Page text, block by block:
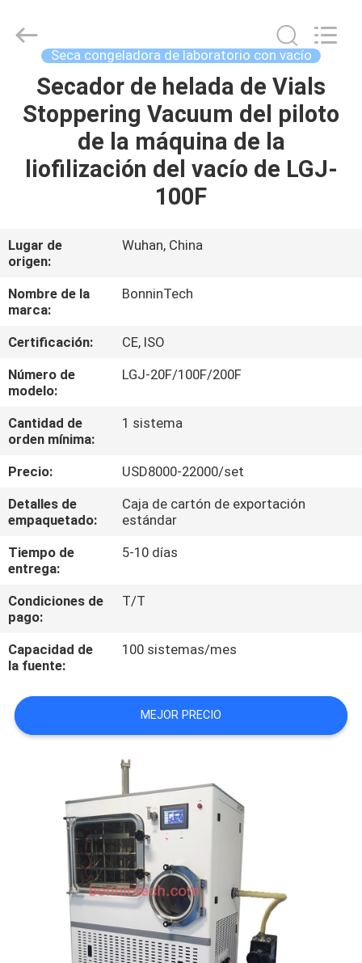
HOGAR
PRODUCTOS
SOBRE
NOSOTROS
VIAJE
DE
LA
FÁBRICA
DE
CALIDAD
ÉNTRENOS
CONTACTO
CON
PIDA
UNA
PRIVACY
POLICY
Proveedor.
Copyright
Bonnin
Technology
Reserved.
Seca congeladora de laboratorio con vacío
Secador de helada de Vials
Stoppering Vacuum del piloto
de la máquina de la
liofilización del vacío de LGJ-
100F
Lugar de
origen:
Wuhan, China
Nombre de la
marca:
BonninTech
Certificación:
CE, ISO
Número de
modelo:
LGJ-20F/100F/200F
Cantidad de
orden mínima:
1 sistema
Precio:
USD8000-22000/set
Detalles de
empaquetado:
Caja de cartón de exportación
estándar
Tiempo de
entrega:
5-10 días
Condiciones de
pago:
T/T
Capacidad de
la fuente:
100 sistemas/mes
MEJOR PRECIO